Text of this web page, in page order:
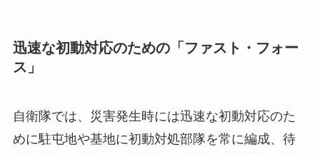
迅速な初動対応のための「ファスト・フォー
ス」
自衛隊では、災害発生時には迅速な初動対応のた
めに駐屯地や基地に初動対処部隊を常に編成、待